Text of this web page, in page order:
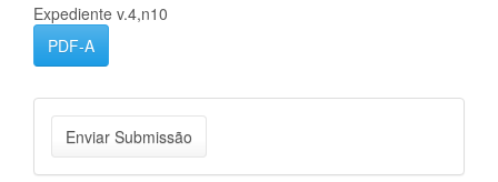
Expediente v.4,n10
PDF-A
Enviar
Submissão
Enviar Submissão